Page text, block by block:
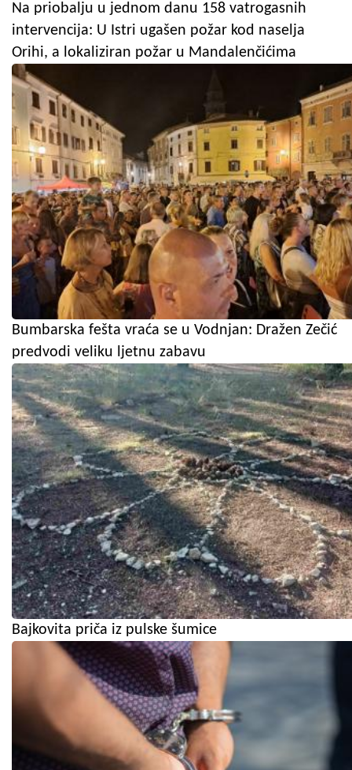
Na priobalju u jednom danu 158 vatrogasnih
intervencija: U Istri ugašen požar kod naselja
Orihi, a lokaliziran požar u Mandalenčićima
Bumbarska fešta vraća se u Vodnjan: Dražen Zečić
predvodi veliku ljetnu zabavu
Bajkovita priča iz pulske šumice